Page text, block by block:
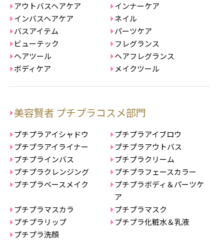
アウトバスヘアケア
インナーケア
インバスヘアケア
ネイル
バスアイテム
パーツケア
ビューテック
フレグランス
ヘアツール
ヘアフレグランス
ボディケア
メイクツール
美容賢者 プチプラコスメ部門
プチプラアイシャドウ
プチプラアイブロウ
プチプラアイライナー
プチプラアウトバス
プチプラインバス
プチプラクリーム
プチプラクレンジング
プチプラフェースカラー
プチプラベースメイク
プチプラボディ＆パーツケ
ア
プチプラマスカラ
プチプラマスク
プチプラリップ
プチプラ化粧水＆乳液
プチプラ洗顔